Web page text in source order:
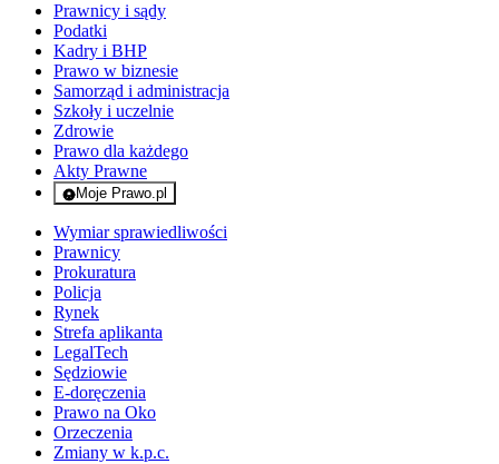
Prawnicy i sądy
Podatki
Kadry i BHP
Prawo w biznesie
Samorząd i administracja
Szkoły i uczelnie
Zdrowie
Prawo dla każdego
Akty Prawne
Moje Prawo.pl
- rejestracja i logowanie do serwisu
Wymiar sprawiedliwości
Prawnicy
Prokuratura
Policja
Rynek
Strefa aplikanta
LegalTech
Sędziowie
E-doręczenia
Prawo na Oko
Orzeczenia
Zmiany w k.p.c.